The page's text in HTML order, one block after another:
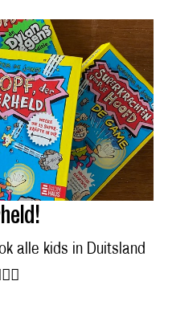
alle kids in Duitsland